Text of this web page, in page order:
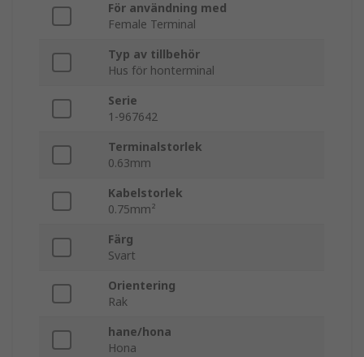
För användning med
Female Terminal
Typ av tillbehör
Hus för honterminal
Serie
1-967642
Terminalstorlek
0.63mm
Kabelstorlek
0.75mm²
Färg
Svart
Orientering
Rak
hane/hona
Hona